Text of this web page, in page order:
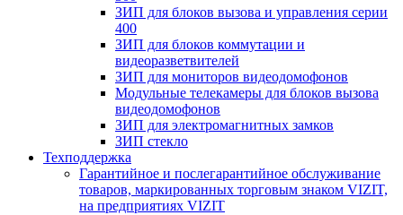
ЗИП для блоков вызова и управления серии
400
ЗИП для блоков коммутации и
видеоразветвителей
ЗИП для мониторов видеодомофонов
Модульные телекамеры для блоков вызова
видеодомофонов
ЗИП для электромагнитных замков
ЗИП стекло
Техподдержка
Гарантийное и послегарантийное обслуживание
товаров, маркированных торговым знаком VIZIT,
на предприятиях VIZIT